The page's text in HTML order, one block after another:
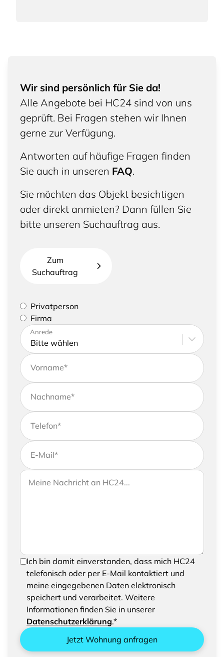
Wir sind persönlich für Sie da!
Alle Angebote bei HC24 sind von uns
geprüft. Bei Fragen stehen wir Ihnen
gerne zur Verfügung.
Antworten auf häufige Fragen finden
Sie auch in unseren FAQ.
Sie möchten das Objekt besichtigen
oder direkt anmieten? Dann füllen Sie
bitte unseren Suchauftrag aus.
Zum
Suchauftrag
Bitte geben Sie an, ob Sie eine Privatperson sind
oder eine Firma vertreten
Privatperson
Firma
Bitte tragen Sie Ihre Adresse sowie
Kontaktdaten ein
Anrede
Vorname*
Nachname*
Telefon*
E-Mail*
Wenn Sie uns weitere Informationen zukommen
lassen möchten, können Sie Ihrer Anfrage gerne
Ihre Nachricht an HC24
Um Ihre Anfrage senden zu können, bestätigen
Sie bitte das Speichern und Verarbeiten Ihrer
eingegebenen Daten
Ich bin damit einverstanden, dass mich HC24
telefonisch oder per E-Mail kontaktiert und
meine eingegebenen Daten elektronisch
speichert und verarbeitet. Weitere
Informationen finden Sie in unserer
Datenschutzerklärung.*
Jetzt Wohnung anfragen